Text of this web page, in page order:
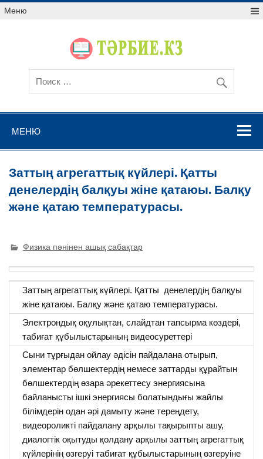
Меню
МЕНЮ
Заттың агрегаттық күйлері. Қатты
денелердің балқуы жіне қатаюы. Балқу
және қатаю температурасы.
Физика пәнінен ашық сабақтар
Заттың агрегаттық күйлері. Қатты денелердің балқуы
жіне қатаюы. Балқу және қатаю температурасы.
Электрондық оқулықтан, слайдтан тапсырма көздері,
табиғат құбылыстарының видеосуреттері
Сыни тұрғыдан ойлау әдісін пайдалана отырып,
элементар бөлшектердің немесе заттарды құрайтын
бөлшектердің өзара әрекеттесу энергиясына
байланысты ішкі энергиясы болатындығы жайлы
білімдерін одан әрі дамыту және тереңдету,
видеороликті пайдалану арқылы тақырыпты ашу,
диалогтік оқытуды қолдану арқылы заттың агрегаттық
күйлерінің өзгеруі табиғат құбылыстарының өзгеруіне